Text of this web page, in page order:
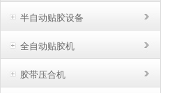
半自动贴胶设备
全自动贴胶机
胶带压合机